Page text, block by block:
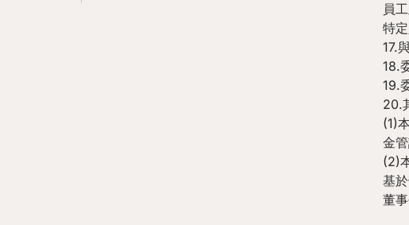
員
特
17.
18.
19.
20.
(1)
金
(2)
基
董